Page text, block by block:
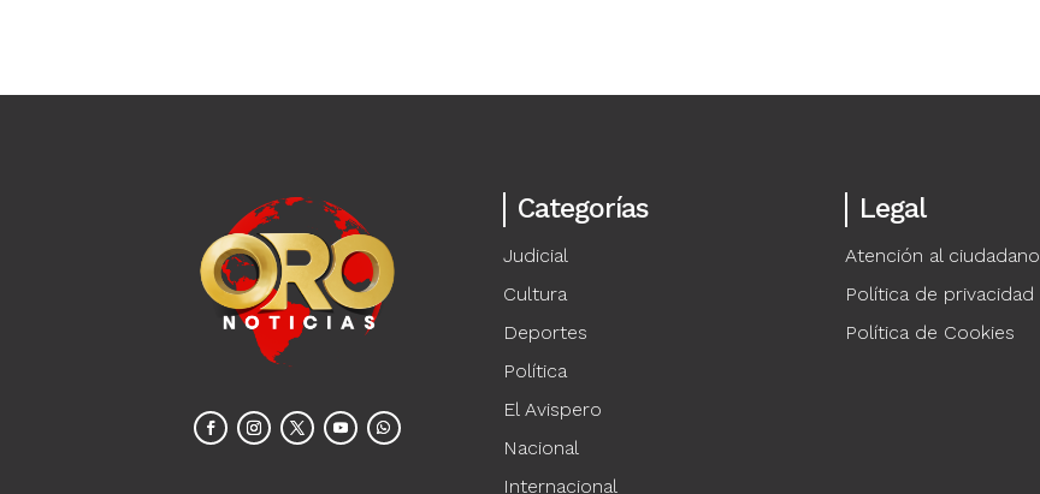
Categorías
Judicial
Cultura
Deportes
Política
El Avispero
Nacional
Internacional
Legal
Atención al ciudadano
Política de privacidad
Política de Cookies